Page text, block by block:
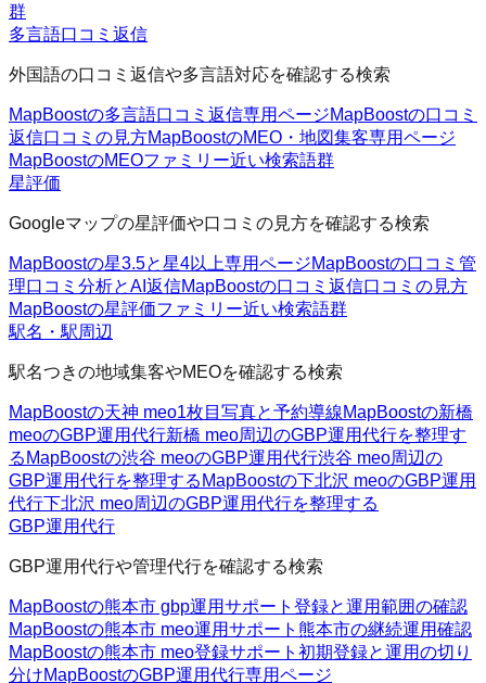
群
多言語口コミ返信
外国語の口コミ返信や多言語対応を確認する検索
MapBoostの多言語口コミ返信専用ページMapBoostの口コミ
返信口コミの見方MapBoostのMEO・地図集客専用ページ
MapBoostのMEOファミリー近い検索語群
星評価
Googleマップの星評価や口コミの見方を確認する検索
MapBoostの星3.5と星4以上専用ページMapBoostの口コミ管
理口コミ分析とAI返信MapBoostの口コミ返信口コミの見方
MapBoostの星評価ファミリー近い検索語群
駅名・駅周辺
駅名つきの地域集客やMEOを確認する検索
MapBoostの天神 meo1枚目写真と予約導線MapBoostの新橋
meoのGBP運用代行新橋 meo周辺のGBP運用代行を整理す
る MapBoostの渋谷 meoのGBP運用代行渋谷 meo周辺の
GBP運用代行を整理する MapBoostの下北沢 meoのGBP運用
代行下北沢 meo周辺のGBP運用代行を整理する
GBP運用代行
GBP運用代行や管理代行を確認する検索
MapBoostの熊本市 gbp運用サポート 登録と運用範囲の確認
MapBoostの熊本市 meo運用サポート 熊本市の継続運用確認
MapBoostの熊本市 meo登録サポート 初期登録と運用の切り
分けMapBoostのGBP運用代行専用ページ